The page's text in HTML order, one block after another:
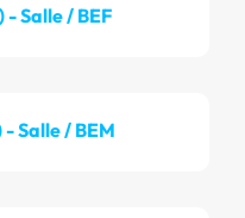
- Salle / BEF
- Salle / BEM